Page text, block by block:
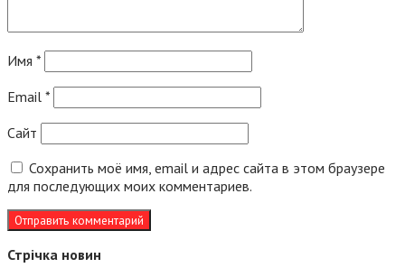
Имя *
Email *
Сайт
Сохранить моё имя, email и адрес сайта в этом браузере
для последующих моих комментариев.
Стрічка новин